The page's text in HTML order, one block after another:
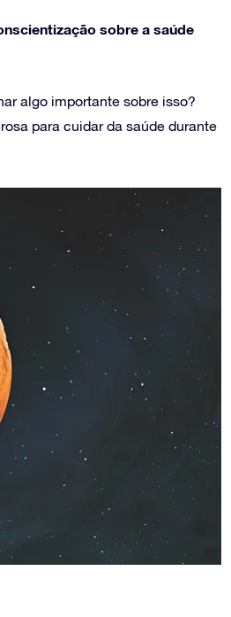
sobre a saúde
algo importante sobre isso?
para cuidar da saúde durante